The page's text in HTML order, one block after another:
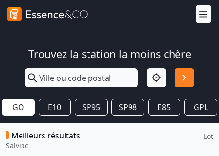
Trouvez la station la moins chère
GO E10 SP95 SP98 E85 GPL
Meilleurs résultats
Salviac
Lot